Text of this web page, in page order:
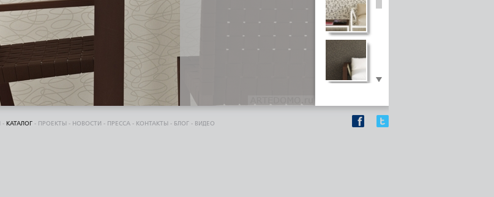
- КАТАЛОГ - ПРОЕКТЫ - НОВОСТИ - ПРЕССА - КОНТАКТЫ - БЛОГ - ВИДЕО